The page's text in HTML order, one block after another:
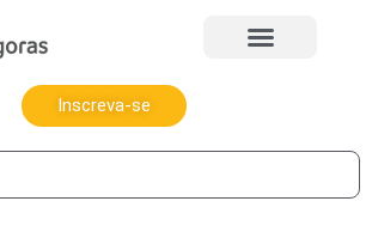
Inscreva-se